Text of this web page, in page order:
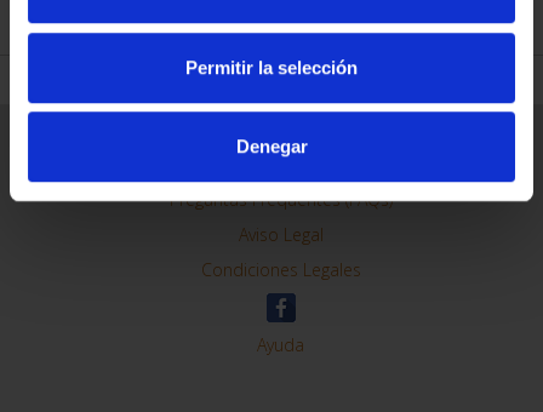
Permitir la selección
Denegar
Información General
Contacto
Preguntas Frequentes (FAQs)
Aviso Legal
Condiciones Legales
Ayuda